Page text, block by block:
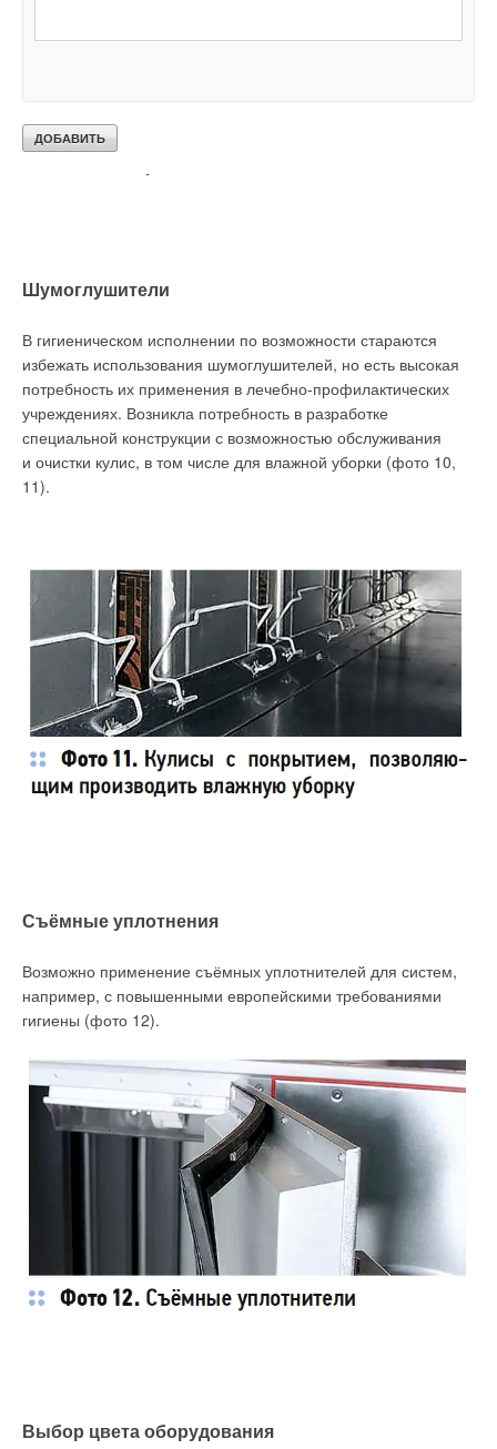
Шумоглушители
В гигиеническом исполнении по возможности стараются
избежать использования шумоглушителей, но есть высокая
потребность их применения в лечебно-профилактических
учреждениях. Возникла потребность в разработке
специальной конструкции с возможностью обслуживания
и очистки кулис, в том числе для влажной уборки (фото 10,
11).
Съёмные уплотнения
Возможно применение съёмных уплотнителей для систем,
например, с повышенными европейскими требованиями
гигиены (фото 12).
Выбор цвета оборудования